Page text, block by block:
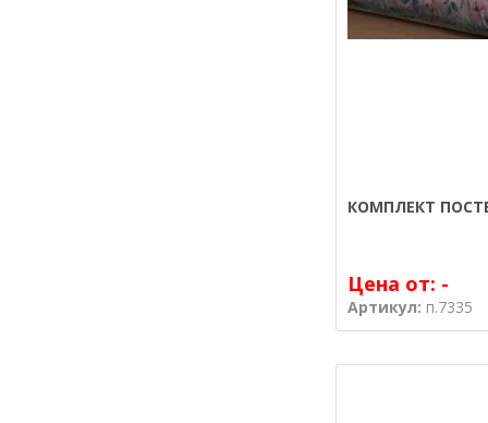
КОМПЛЕКТ
Цена от: -
Артикул: п.7335